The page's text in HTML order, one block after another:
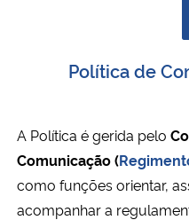
Advocacia-Geral da União
Política de
A Política é gerida pelo
Comunicação (
como funções orientar,
acompanhar a